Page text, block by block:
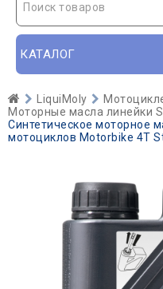
Поиск товаров
КАТАЛОГ
LiquiMoly
Моторные масла линейки
Синтетическое моторное
мотоциклов Motorbike 4T